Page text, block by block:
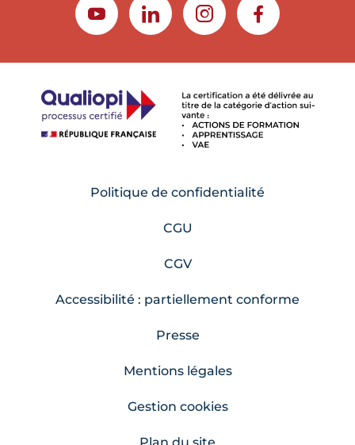
YOUTUBELINKEDININSTAGRAMFACEBOOK
Politique de confidentialité
CGU
CGV
Accessibilité : partiellement conforme
Presse
Mentions légales
Gestion cookies